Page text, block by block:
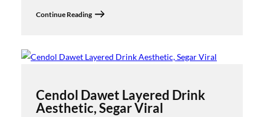
Continue Reading
Cendol Dawet Layered Drink
Aesthetic, Segar Viral